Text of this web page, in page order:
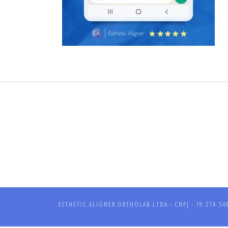
ESTHETIC ALIGNER ORTHOLAB LTDA - CNPJ -